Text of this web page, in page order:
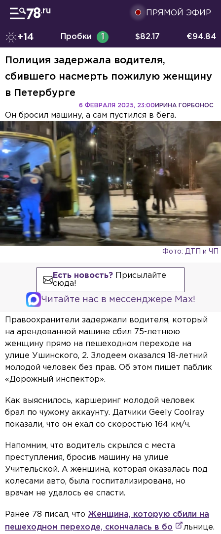
ПРЯМОЙ ЭФИР
+14 Пробки 1 $82.17 €94.84
Полиция задержала водителя,
сбившего насмерть пожилую женщину
в Петербурге
ИРИНА ГОРБОНОС
6 ФЕВРАЛЯ 2025, 23:00
Он бросил машину, а сам пустился в бега.
Фото: ДТП и ЧП
Есть новость?Присылайте
сюда!
Читайте нас в мессенджере Max!
Правоохранители задержали водителя, который
на арендованной машине сбил 75-летнюю
женщину прямо на пешеходном переходе на
улице Ушинского, 2. Злодеем оказался 18-летний
молодой человек без прав. Об этом пишет паблик
«Дорожный инспектор».
Как выяснилось, каршеринг молодой человек
брал по чужому аккаунту. Датчики Geely Coolray
показали, что он ехал со скоростью 164 км/ч.
Напомним, что водитель скрылся с места
преступления, бросив машину на улице
Учительской. А женщина, которая оказалась под
колесами авто, была госпитализирована, но
врачам не удалось ее спасти.
Ранее 78 писал, что Женщина, которую сбили на
пешеходном переходе, скончалась в бо
льнице.